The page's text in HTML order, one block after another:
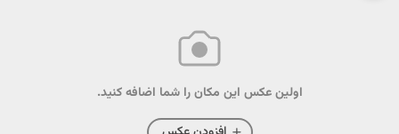
اولین عکس این مکان را شما اضافه کنید.